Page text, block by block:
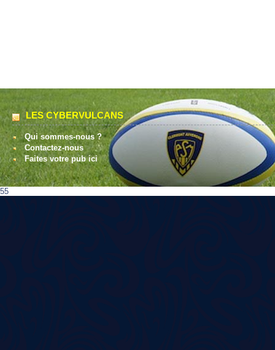
LES CYBERVULCANS
Qui sommes-nous ?
Contactez-nous
Faites votre pub ici
55